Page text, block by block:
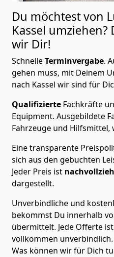
Du möchtest von
Kassel umziehen?
wir Dir!
SchnelleTerminvergabe.
gehen muss, mit Deinem
nach Kassel wir sind für
Qualifizierte Fachkräfte
Equipment. Ausgebildete
Fahrzeuge und Hilfsmittel,
Eine transparente
sich aus den gebuchten
Jeder Preis ist
dargestellt.
Unverbindliche und
bekommst Du innerhalb
übermittelt. Jede Offerte
vollkommen
Was können wir für Dich